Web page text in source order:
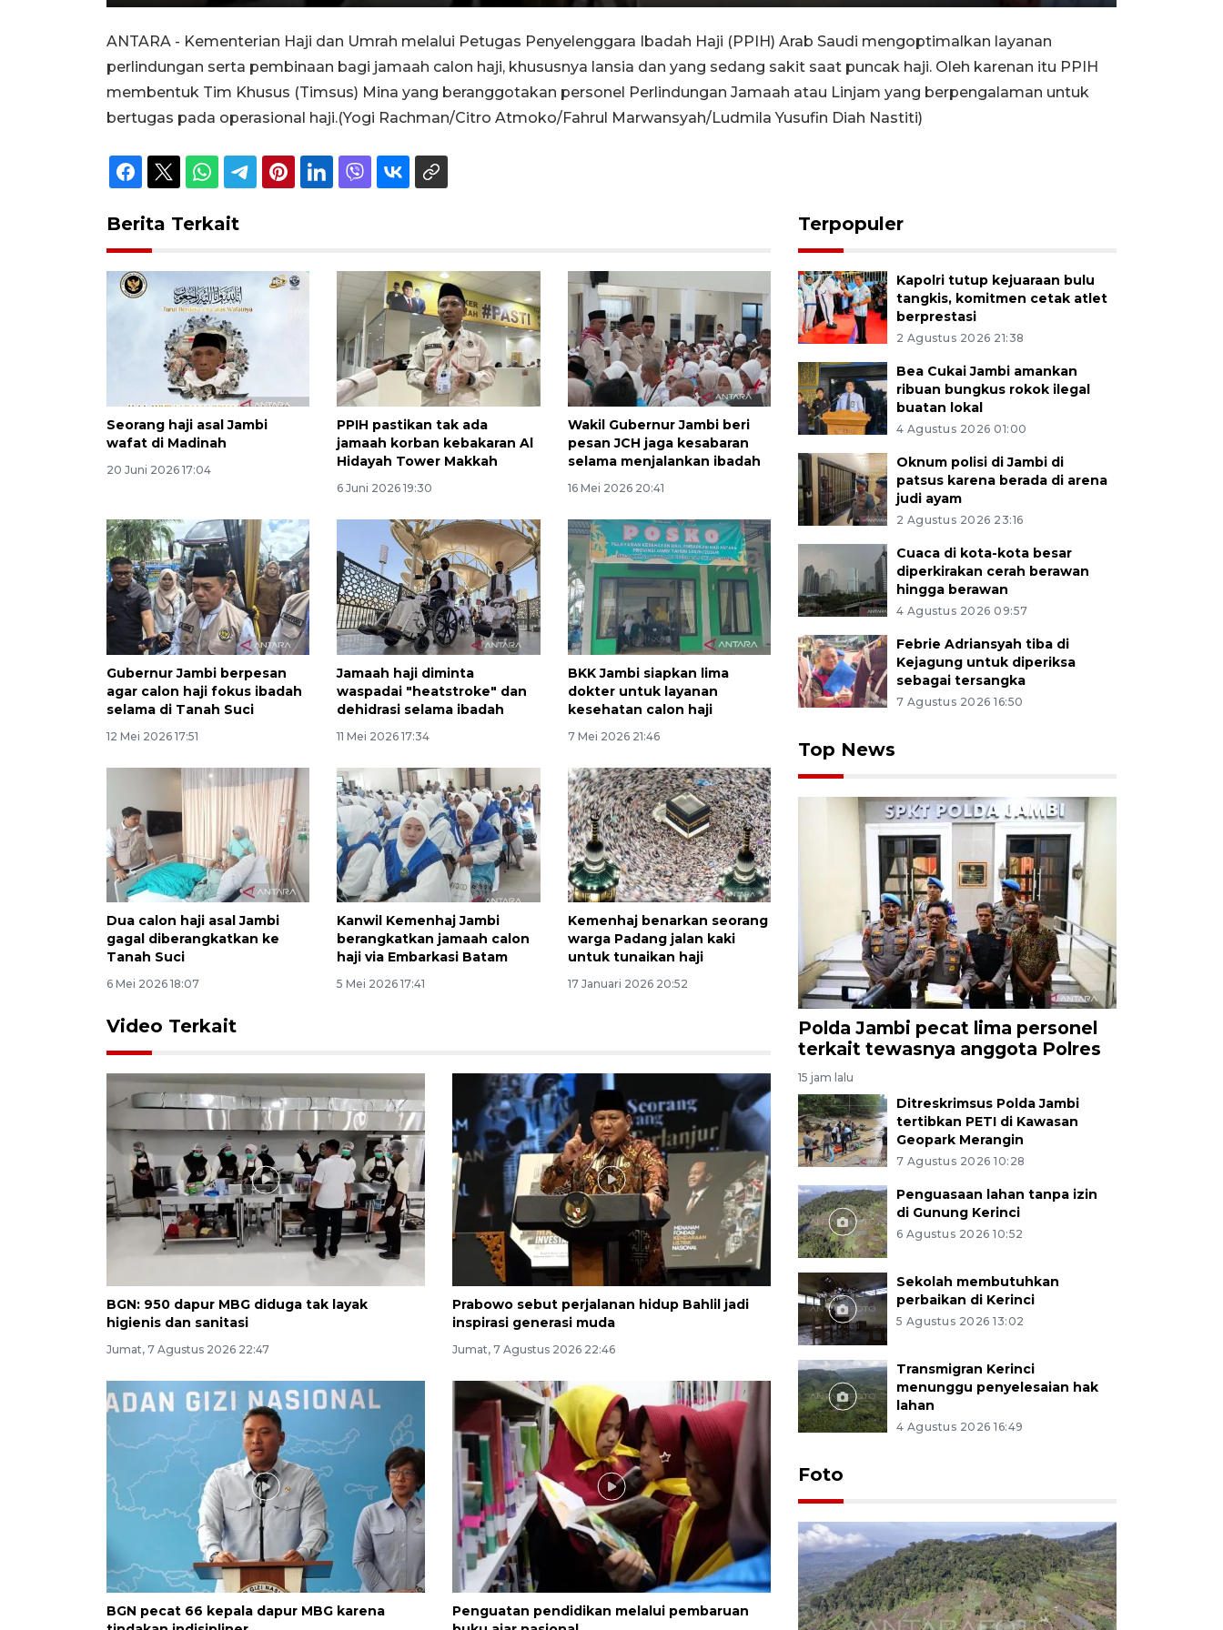
Unmute Play
RewindForward
Settings
PIP Enter
ANTARA - Kementerian Haji dan Umrah melalui Petugas Penyelenggara Ibadah Haji (PPIH) Arab Saudi mengoptimalkan layanan
perlindungan serta pembinaan bagi jamaah calon haji, khususnya lansia dan yang sedang sakit saat puncak haji. Oleh karenan itu PPIH
membentuk Tim Khusus (Timsus) Mina yang beranggotakan personel Perlindungan Jamaah atau Linjam yang berpengalaman untuk
bertugas pada operasional haji.(Yogi Rachman/Citro Atmoko/Fahrul Marwansyah/Ludmila Yusufin Diah Nastiti)
Berita Terkait
Seorang haji asal Jambi
wafat di Madinah
20 Juni 2026 17:04
PPIH pastikan tak ada
jamaah korban kebakaran Al
Hidayah Tower Makkah
6 Juni 2026 19:30
Wakil Gubernur Jambi beri
pesan JCH jaga kesabaran
selama menjalankan ibadah
16 Mei 2026 20:41
Gubernur Jambi berpesan
agar calon haji fokus ibadah
selama di Tanah Suci
12 Mei 2026 17:51
Jamaah haji diminta
waspadai "heatstroke" dan
dehidrasi selama ibadah
11 Mei 2026 17:34
BKK Jambi siapkan lima
dokter untuk layanan
kesehatan calon haji
7 Mei 2026 21:46
Dua calon haji asal Jambi
gagal diberangkatkan ke
Tanah Suci
6 Mei 2026 18:07
Kanwil Kemenhaj Jambi
berangkatkan jamaah calon
haji via Embarkasi Batam
5 Mei 2026 17:41
Kemenhaj benarkan seorang
warga Padang jalan kaki
untuk tunaikan haji
17 Januari 2026 20:52
Video Terkait
BGN: 950 dapur MBG diduga tak layak
higienis dan sanitasi
Jumat, 7 Agustus 2026 22:47
Prabowo sebut perjalanan hidup Bahlil jadi
inspirasi generasi muda
Jumat, 7 Agustus 2026 22:46
BGN pecat 66 kepala dapur MBG karena
Penguatan pendidikan melalui pembaruan
Terpopuler
Kapolri tutup kejuaraan bulu
tangkis, komitmen cetak atlet
berprestasi
2 Agustus 2026 21:38
Bea Cukai Jambi amankan
ribuan bungkus rokok ilegal
buatan lokal
4 Agustus 2026 01:00
Oknum polisi di Jambi di
patsus karena berada di arena
judi ayam
2 Agustus 2026 23:16
Cuaca di kota-kota besar
diperkirakan cerah berawan
hingga berawan
4 Agustus 2026 09:57
Febrie Adriansyah tiba di
Kejagung untuk diperiksa
sebagai tersangka
7 Agustus 2026 16:50
Top News
Polda Jambi pecat lima personel
terkait tewasnya anggota Polres
15 jam lalu
Ditreskrimsus Polda Jambi
tertibkan PETI di Kawasan
Geopark Merangin
7 Agustus 2026 10:28
Penguasaan lahan tanpa izin
di Gunung Kerinci
6 Agustus 2026 10:52
Sekolah membutuhkan
perbaikan di Kerinci
5 Agustus 2026 13:02
Transmigran Kerinci
menunggu penyelesaian hak
lahan
4 Agustus 2026 16:49
Foto